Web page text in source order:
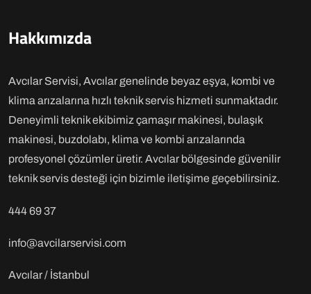
Hakkımızda
Avcılar Servisi, Avcılar genelinde beyaz eşya, kombi ve
klima arızalarına hızlı teknik servis hizmeti sunmaktadır.
Deneyimli teknik ekibimiz çamaşır makinesi, bulaşık
makinesi, buzdolabı, klima ve kombi arızalarında
profesyonel çözümler üretir. Avcılar bölgesinde güvenilir
teknik servis desteği için bizimle iletişime geçebilirsiniz.
444 69 37
info@avcilarservisi.com
Avcılar / İstanbul